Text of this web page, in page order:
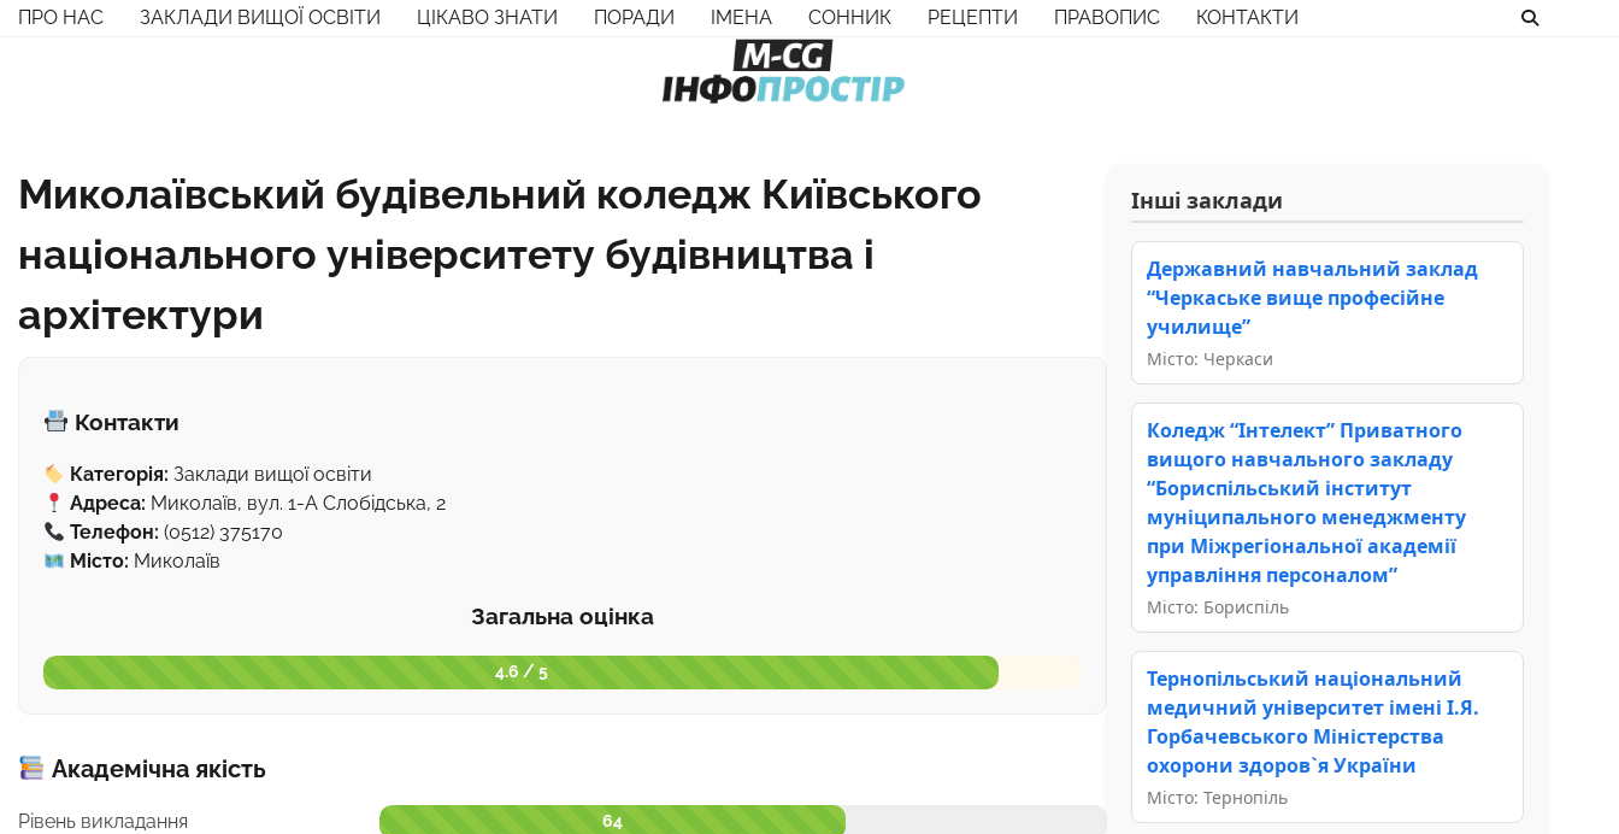
Перейти
ПРО НАС ЗАКЛАДИ ВИЩОЇ ОСВІТИ ЦІКАВО ЗНАТИ ПОРАДИ ІМЕНА СОННИК РЕЦЕПТИ ПРАВОПИС КОНТАКТИ
Миколаївський будівельний коледж Київського
національного університету будівництва і
архітектури
Контакти
Категорія: Заклади вищої освіти
Адреса: Миколаїв, вул. 1-А Слобідська, 2
Телефон: (0512) 375170
Місто: Миколаїв
Загальна оцінка
4.6 / 5
Академічна якість
Рівень викладання 64
Інші заклади
Державний навчальний заклад
“Черкаське вище професійне
училище”
Місто: Черкаси
Коледж “Інтелект” Приватного
вищого навчального закладу
“Бориспільський інститут
муніципального менеджменту
при Міжрегіональної академії
управління персоналом”
Місто: Бориспіль
Тернопiльський національний
медичний університет iменi I.Я.
Горбачевського Міністерства
охорони здоров`я України
Місто: Тернопіль